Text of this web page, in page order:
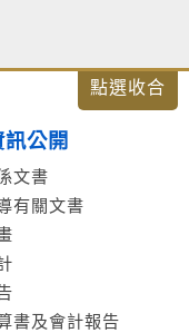
公開
文書
有關文書
書及會計報告